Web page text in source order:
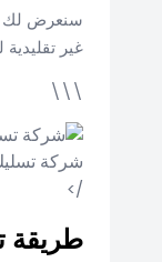
سنعرض لك
غير
\\\
شركة
/>
طريقة